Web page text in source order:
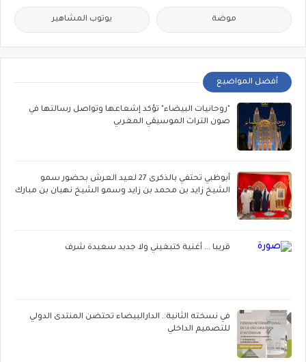
موضة يوتوب المشاهير
أفضل المواضيع
"روحانيات البيضاء" تؤكد إشعاعها وتواصل رسالتها في
صون التراث الموسيقي المغربي
أبوظبي تحتفي بالذكرى 27 لعيد العرش بحضور سمو
الشيخ زايد بن محمد بن زايد وسمو الشيخ نهيان بن مبارك
قريبا ... أغنية كتبغيني ولا جديد سعيدة شرف
في نسخته الثانية.. الدارالبيضاء تحتضن المنتدى الدولي
للتصميم الداخلي